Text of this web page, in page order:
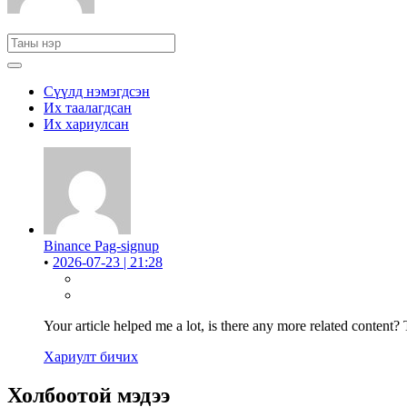
Сүүлд нэмэгдсэн
Их таалагдсан
Их хариулсан
Binance Pag-signup
• 2026-07-23 | 21:28
Your article helped me a lot, is there any more related content?
Хариулт бичих
Холбоотой мэдээ